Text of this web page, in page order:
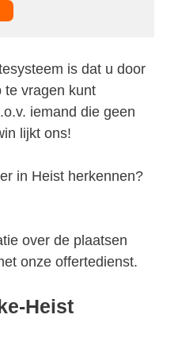
is dat u door
te vragen kunt
iemand die geen
lijkt ons!
in Heist herkennen?
over de plaatsen
onze offertedienst.
Heist